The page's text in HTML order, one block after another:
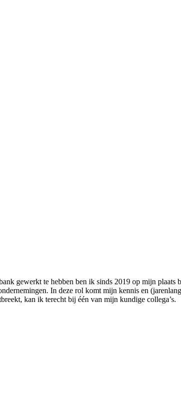
gewerkt te hebben ben ik sinds 2019 op mijn
In deze rol komt mijn kennis en
kan ik terecht bij één van mijn kundige collega’s.